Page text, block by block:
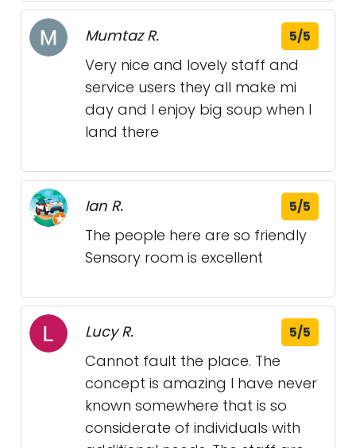
Mumtaz R. 5/5
Very nice and lovely staff and
service users they all make mi
day and I enjoy big soup when I
land there
Ian R. 5/5
The people here are so friendly
Sensory room is excellent
Lucy R. 5/5
Cannot fault the place. The
concept is amazing I have never
known somewhere that is so
considerate of individuals with